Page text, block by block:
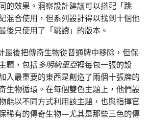
的效果。洞察設計建議可以搭配「跳
混合使用，但系列設計得以找到十個他
後只使用了「跳讀」的版本。
最後把傳奇生物從普通牌中移除，但保
題，包括多明納里亞裡每包一張的設
入最重要的東西是創造了兩個十張牌的
生物循環。在每個雙色主題上，他們設
能以不同方式利用該主題，也與指揮官
稀有的傳奇生物—尤其是那些三色的傳